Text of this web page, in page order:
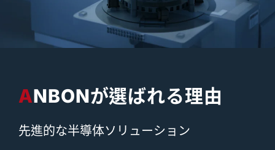
ANBONが選ばれる理由
先進的な半導体ソリューション